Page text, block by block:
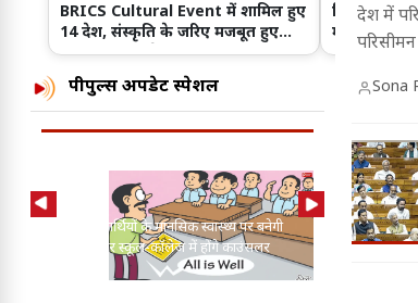
BRICS Cultural Event में शामिल हुए
14 देश, संस्कृति के जरिए मजबूत हुए
अंतरराष्ट्रीय रिश्ते
बिहार के
मोबाइल की
किया!
पीपुल्स अपडेट स्पेशल
MP में विद्यार्थियों के मानसिक स्वास्थ्य पर बनेगी
नई नीति, हर स्कूल-कॉलेज में होंगे काउंसलर
CAG
मामले
देश में
Sona